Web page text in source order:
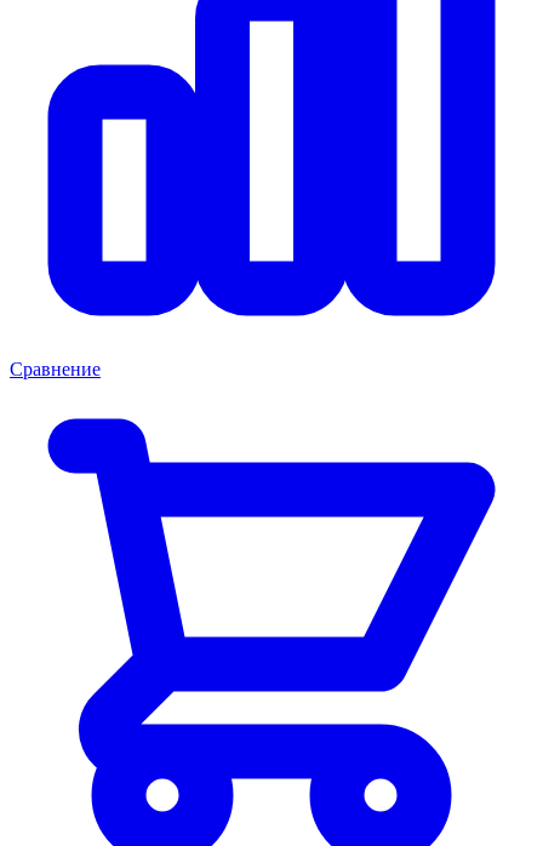
Сравнение